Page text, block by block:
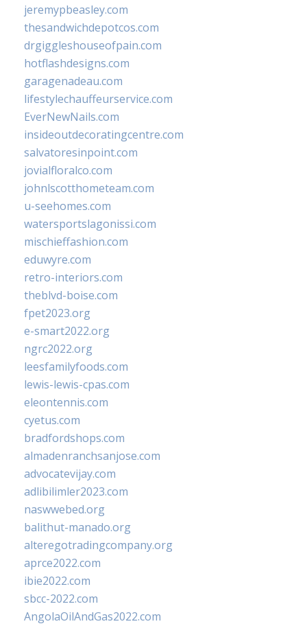
jeremypbeasley.com
thesandwichdepotcos.com
drgiggleshouseofpain.com
hotflashdesigns.com
garagenadeau.com
lifestylechauffeurservice.com
EverNewNails.com
insideoutdecoratingcentre.com
salvatoresinpoint.com
jovialfloralco.com
johnlscotthometeam.com
u-seehomes.com
watersportslagonissi.com
mischieffashion.com
eduwyre.com
retro-interiors.com
theblvd-boise.com
fpet2023.org
e-smart2022.org
ngrc2022.org
leesfamilyfoods.com
lewis-lewis-cpas.com
eleontennis.com
cyetus.com
bradfordshops.com
almadenranchsanjose.com
advocatevijay.com
adlibilimler2023.com
naswwebed.org
balithut-manado.org
alteregotradingcompany.org
aprce2022.com
ibie2022.com
sbcc-2022.com
AngolaOilAndGas2022.com